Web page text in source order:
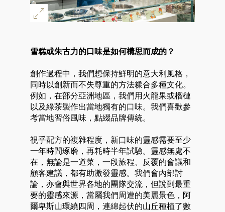
雪糕或朱古力的口味是如何構思而成的？
創作過程中，我們想保持鮮明的意大利風格，
同時以創新而不失尊重的方法糅合多種文化。
例如，在部分亞洲地區，我們用火龍果或榴槤
以及綠茶製作出當地獨有的口味。我們喜歡參
考當地習俗風味，點綴品牌傳統。
視乎配方的複雜程度，新口味的靈感需要至少
一年時間琢磨，再耗時半年試驗。靈感無處不
在，無論是一道菜，一段旅程、反覆的會議和
顧客建議，都有助激發靈感。我們會內部討
論，亦會與世界各地的團隊交流，但說到最重
要的靈感來源，當屬我們周遭的美麗景色，阿
爾卑斯山環繞四周，連綿起伏的山丘種植了數
好